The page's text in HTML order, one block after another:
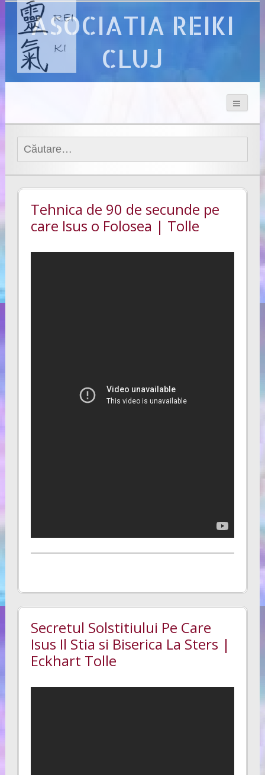
ASOCIATIA REIKI
CLUJ
Caută
după:
Tehnica de 90 de secunde pe
care Isus o Folosea | Tolle
Secretul Solstitiului Pe Care
Isus Il Stia si Biserica La Sters |
Eckhart Tolle